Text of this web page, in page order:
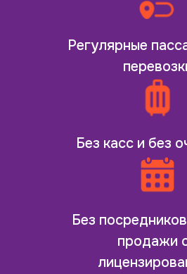
Регулярные
Без касс и без
Без
продажи